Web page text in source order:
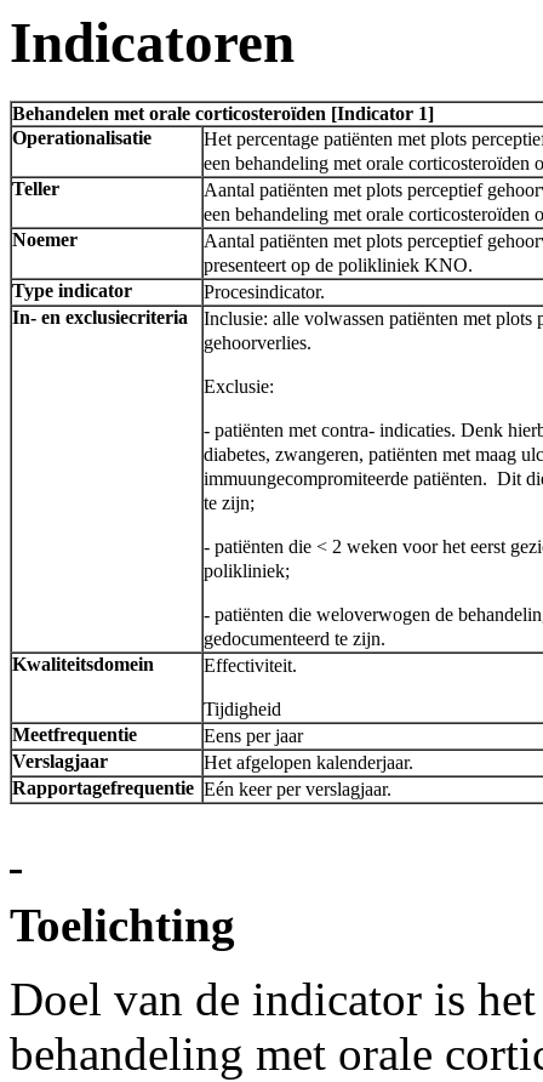
Indicatoren
Behandelen met orale corticosteroïden [Indicator 1]
Operationalisatie
Het percentage patiënten met plots
een behandeling met orale corticosteroïden
Teller
Aantal patiënten met plots perceptief
een behandeling met orale corticosteroïden
Noemer
Aantal patiënten met plots perceptief
presenteert op de polikliniek KNO.
Type indicator Procesindicator.
In- en exclusiecriteria
Inclusie: alle volwassen patiënten met plots
gehoorverlies.
Exclusie:
- patiënten met contra- indicaties. Denk
diabetes, zwangeren, patiënten met maag
immuungecompromiteerde patiënten. Dit
te zijn;
- patiënten die < 2 weken voor het eerst
polikliniek;
- patiënten die weloverwogen de
gedocumenteerd te zijn.
Kwaliteitsdomein
Effectiviteit.
Tijdigheid
Meetfrequentie Eens per jaar
Verslagjaar Het afgelopen kalenderjaar.
Rapportagefrequentie Eén keer per verslagjaar.
Toelichting
Doel van de indicator is
behandeling met orale